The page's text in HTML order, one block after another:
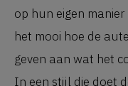
op hun eigen
het mooi hoe de
geven aan wat het
In een stijl die doet